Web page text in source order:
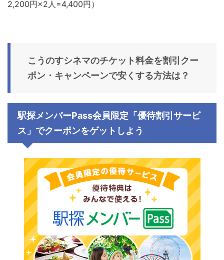
2,200円×2人=4,400円）
こうのすシネマのチケット料金を割引クー
ポン・キャンペーンで安くする方法は？
駅探メンバーPass会員限定「優待割引サービ
ス」でクーポンをゲットしよう